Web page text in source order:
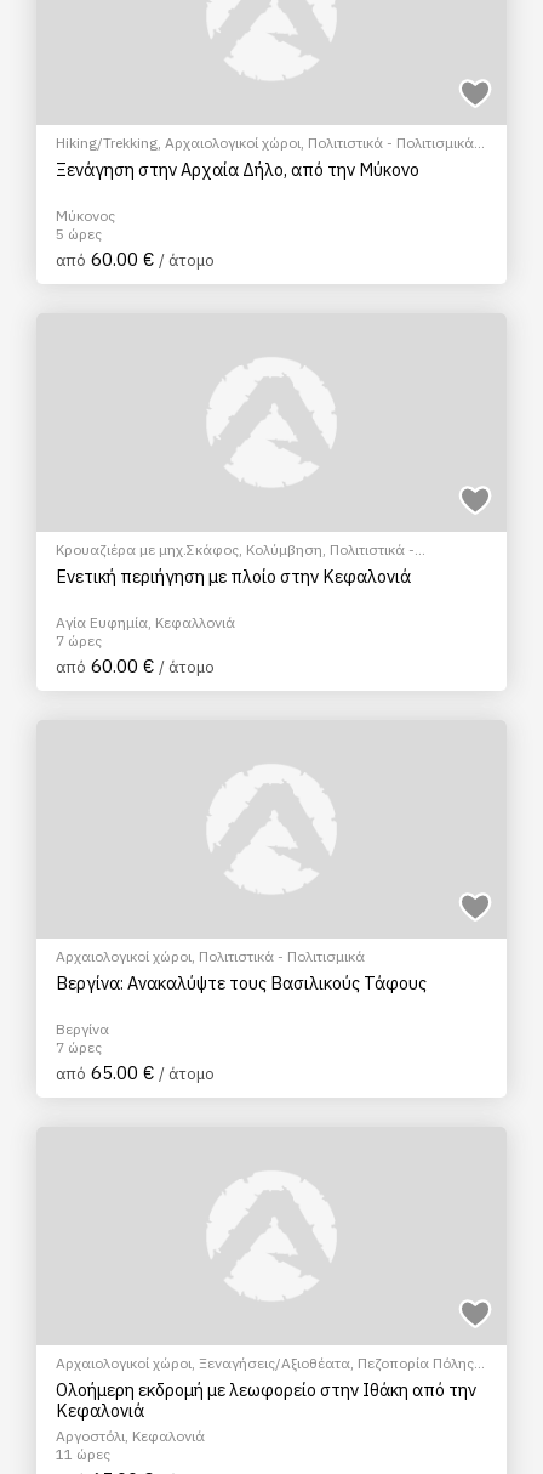
Hiking/Trekking, Αρχαιολογικοί χώροι, Πολιτιστικά - Πολιτισμικά,
Φώτο Tour
Ξενάγηση στην Αρχαία Δήλο, από την Μύκονο
Μύκονος
5 ώρες
από 60.00 € / άτομο
Κρουαζιέρα με μηχ.Σκάφος, Κολύμβηση, Πολιτιστικά -
Πολιτισμικά
Ενετική περιήγηση με πλοίο στην Κεφαλονιά
Αγία Ευφημία, Κεφαλλονιά
7 ώρες
από 60.00 € / άτομο
Αρχαιολογικοί χώροι, Πολιτιστικά - Πολιτισμικά
Βεργίνα: Ανακαλύψτε τους Βασιλικούς Τάφους
Βεργίνα
7 ώρες
από 65.00 € / άτομο
Αρχαιολογικοί χώροι, Ξεναγήσεις/Αξιοθέατα, Πεζοπορία Πόλης,
Πολιτιστικά - Πολιτισμικά
Φώτο Tour
Ολοήμερη εκδρομή με λεωφορείο στην Ιθάκη από την
Κεφαλονιά
Αργοστόλι, Κεφαλονιά
11 ώρες